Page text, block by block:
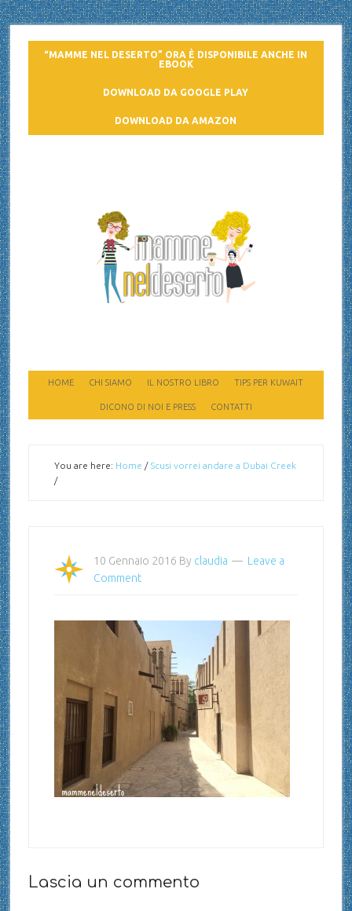
“MAMME NEL DESERTO” ORA È DISPONIBILE ANCHE IN
EBOOK
DOWNLOAD DA GOOGLE PLAY
DOWNLOAD DA AMAZON
HOME CHI SIAMO IL NOSTRO LIBRO TIPS PER KUWAIT
DICONO DI NOI E PRESS CONTATTI
You are here: Home / Scusi vorrei andare a Dubai Creek
/
10 Gennaio 2016 By claudia
Leave a
Comment
Lascia un commento